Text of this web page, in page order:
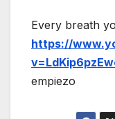
Every breath
https://
empiezo